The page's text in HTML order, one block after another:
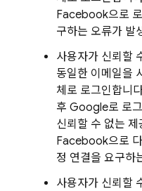
Facebook으로
구하는 오류가 발
사용자가 신뢰할
동일한 이메일을
체로 로그인합니
후 Google로 로
신뢰할 수 없는
Facebook으로
정 연결을 요구하
사용자가 신뢰할